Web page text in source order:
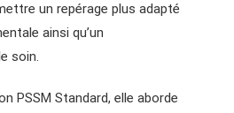
un repérage plus adapté
ainsi qu’un
soin.
PSSM Standard, elle aborde